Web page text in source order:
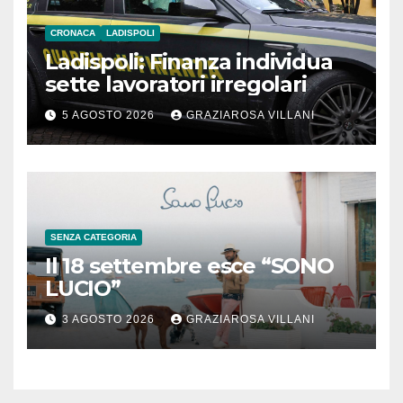
CRONACA LADISPOLI
Ladispoli: Finanza individua
sette lavoratori irregolari
5 AGOSTO 2026 GRAZIAROSA VILLANI
SENZA CATEGORIA
Il 18 settembre esce “SONO
LUCIO”
3 AGOSTO 2026 GRAZIAROSA VILLANI